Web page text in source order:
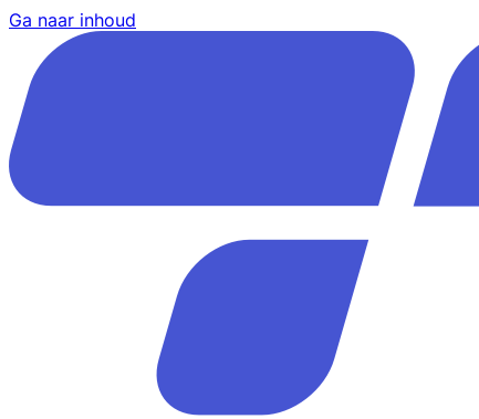
Ga naar inhoud